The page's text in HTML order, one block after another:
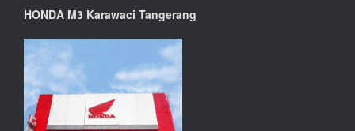
HONDA M3 Karawaci Tangerang